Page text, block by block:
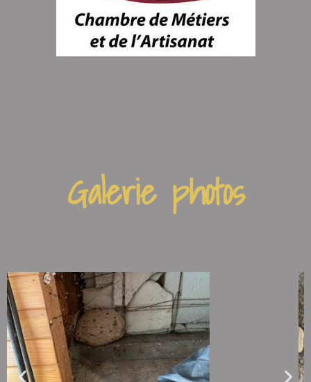
Galerie photos